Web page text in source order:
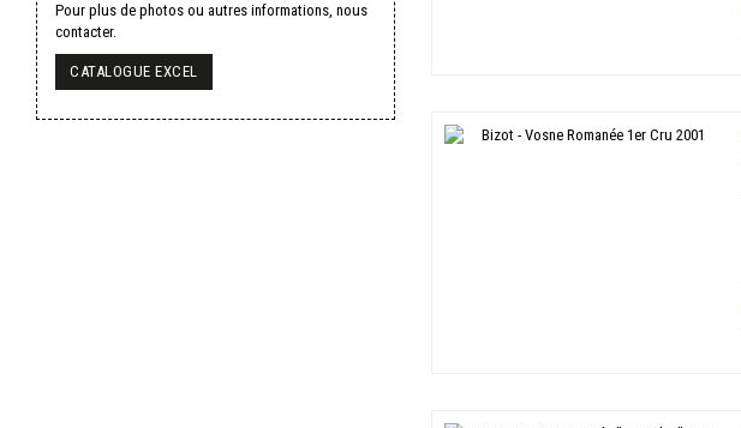
Pour plus de photos ou autres informations, nous
contacter.
CATALOGUE EXCEL